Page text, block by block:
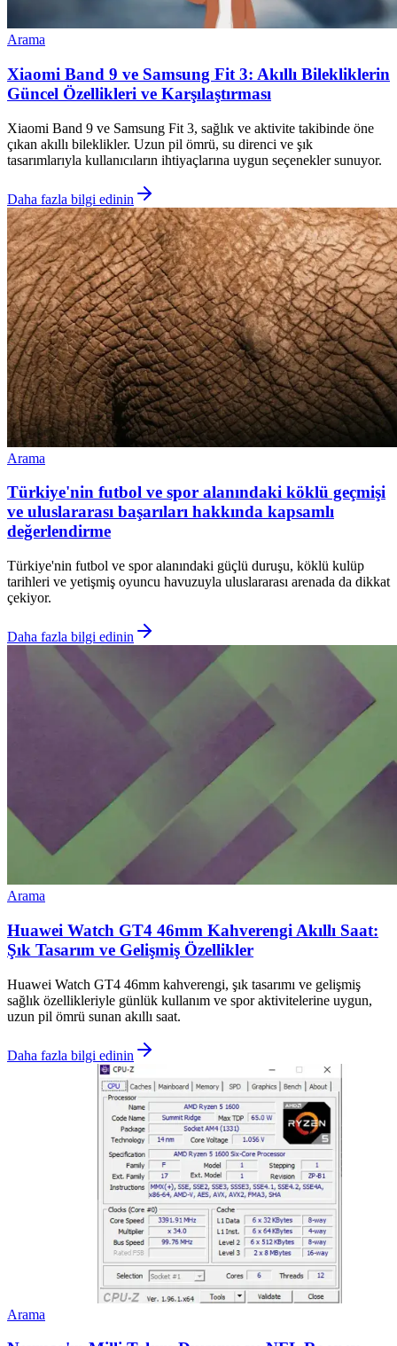
Arama
Xiaomi Band 9 ve Samsung Fit 3: Akıllı Bilekliklerin
Güncel Özellikleri ve Karşılaştırması
Xiaomi Band 9 ve Samsung Fit 3, sağlık ve aktivite takibinde öne
çıkan akıllı bileklikler. Uzun pil ömrü, su direnci ve şık
tasarımlarıyla kullanıcıların ihtiyaçlarına uygun seçenekler sunuyor.
Daha fazla bilgi edinin
Arama
Türkiye'nin futbol ve spor alanındaki köklü geçmişi
ve uluslararası başarıları hakkında kapsamlı
değerlendirme
Türkiye'nin futbol ve spor alanındaki güçlü duruşu, köklü kulüp
tarihleri ve yetişmiş oyuncu havuzuyla uluslararası arenada da dikkat
çekiyor.
Daha fazla bilgi edinin
Arama
Huawei Watch GT4 46mm Kahverengi Akıllı Saat:
Şık Tasarım ve Gelişmiş Özellikler
Huawei Watch GT4 46mm kahverengi, şık tasarımı ve gelişmiş
sağlık özellikleriyle günlük kullanım ve spor aktivitelerine uygun,
uzun pil ömrü sunan akıllı saat.
Daha fazla bilgi edinin
Arama